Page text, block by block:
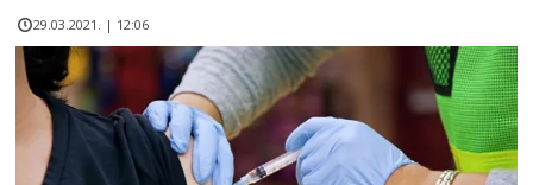
29.03.2021. | 12:06